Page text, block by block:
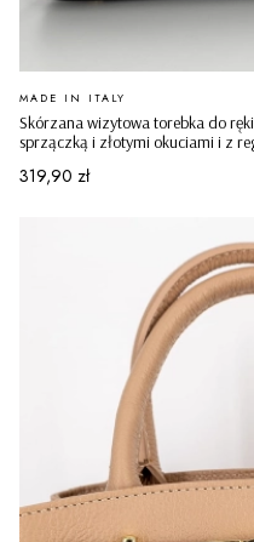
Skórzana wizytowa torebka do
sprzączką i złotymi okuciami i z
PRODUCENT
MADE IN ITALY
Cena
319,90 zł